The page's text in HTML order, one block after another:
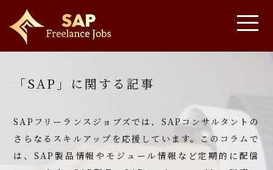
「SAP」に関する記事
SAPフリーランスジョブズでは、SAPコンサルタントの
さらなるスキルアップを応援しています。
このコラムで
は、SAP製品情報やモジュール情報など定期的に配信